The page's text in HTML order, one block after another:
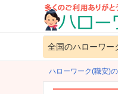
全国のハローワー
ハローワーク(職安)